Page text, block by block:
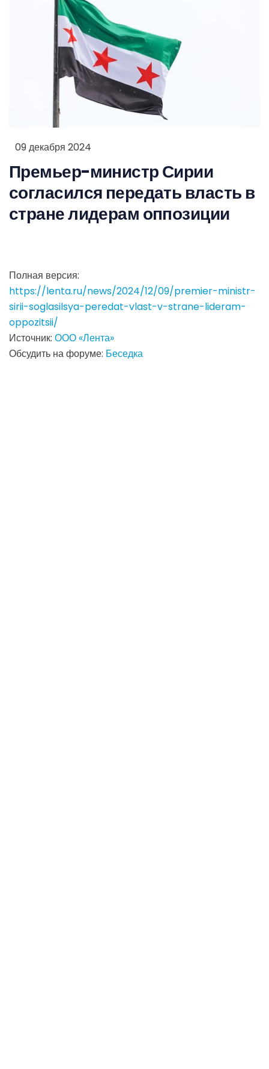
09 декабря 2024
Премьер-министр Сирии
согласился передать власть в
стране лидерам оппозиции
Полная версия:
https://lenta.ru/news/2024/12/09/premier-ministr-
sirii-soglasilsya-peredat-vlast-v-strane-lideram-
oppozitsii/
Источник: ООО «Лента»
Обсудить на форуме: Беседка